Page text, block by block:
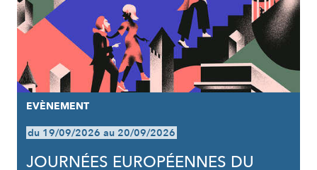
EVÈNEMENT
du 19/09/2026 au 20/09/2026
JOURNÉES EUROPÉENNES DU